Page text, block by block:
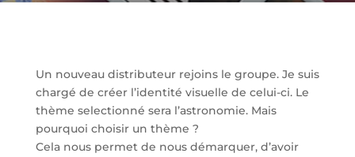
Un nouveau distributeur rejoins le groupe. Je suis
chargé de créer l’identité visuelle de celui-ci. Le
thème selectionné sera l’astronomie. Mais
pourquoi choisir un thème ?
Cela nous permet de nous démarquer, d’avoir